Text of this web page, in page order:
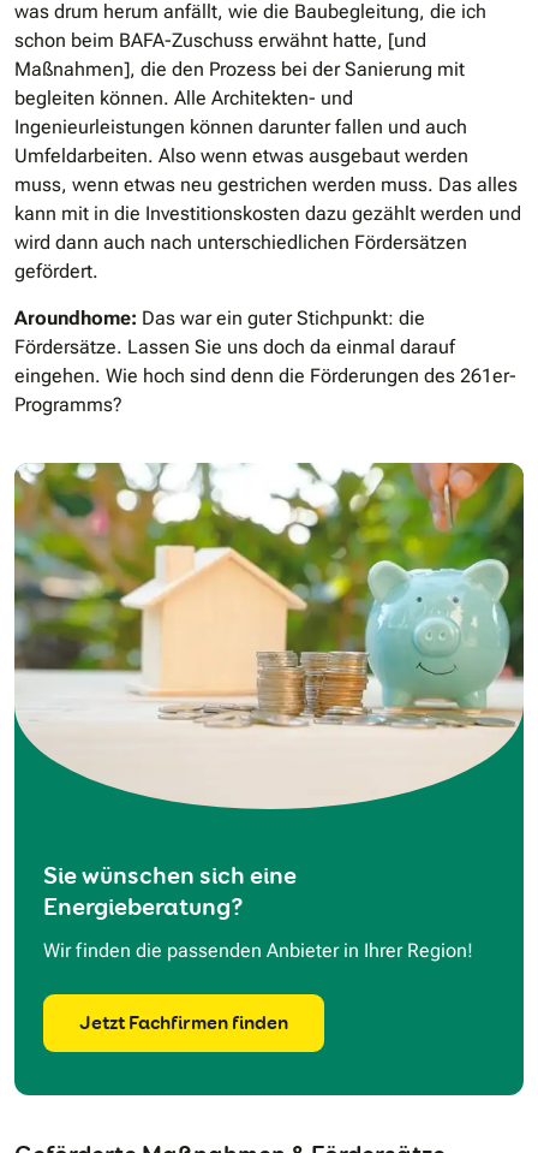
was drum herum anfällt, wie die Baubegleitung, die ich
schon beim BAFA-Zuschuss erwähnt hatte, [und
Maßnahmen], die den Prozess bei der Sanierung mit
begleiten können. Alle Architekten- und
Ingenieurleistungen können darunter fallen und auch
Umfeldarbeiten. Also wenn etwas ausgebaut werden
muss, wenn etwas neu gestrichen werden muss. Das alles
kann mit in die Investitionskosten dazu gezählt werden und
wird dann auch nach unterschiedlichen Fördersätzen
gefördert.
Aroundhome: Das war ein guter Stichpunkt: die
Fördersätze. Lassen Sie uns doch da einmal darauf
eingehen. Wie hoch sind denn die Förderungen des 261er-
Programms?
Sie wünschen sich eine
Energieberatung?
Wir finden die passenden Anbieter in Ihrer Region!
Jetzt Fachfirmen finden